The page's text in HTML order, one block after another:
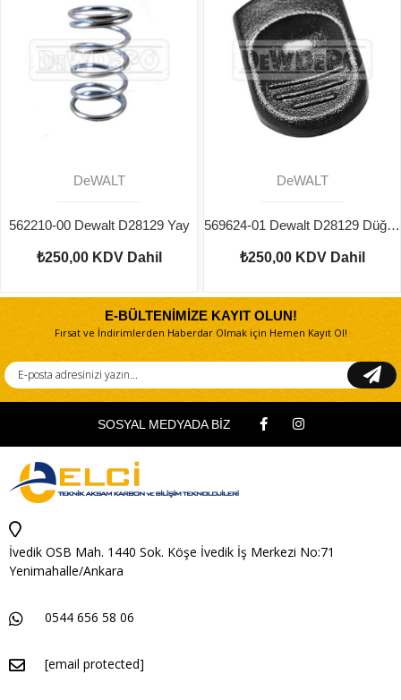
DeWALT
562210-00 Dewalt D28129 Yay
₺250,00 KDV Dahil
DeWALT
569624-01 Dewalt D28129 Düğme
₺250,00 KDV Dahil
E-BÜLTENİMİZE KAYIT OLUN!
Fırsat ve İndirimlerden Haberdar Olmak için Hemen Kayıt Ol!
SOSYAL MEDYADA BİZ
İvedik OSB Mah. 1440 Sok. Köşe İvedik İş Merkezi No:71
Yenimahalle/Ankara
0544 656 58 06
[email protected]